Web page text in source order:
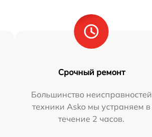
Срочный ремонт
Большинство неисправностей
техники Asko мы устраняем в
течение 2 часов.